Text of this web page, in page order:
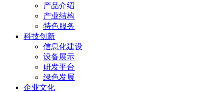
产品介绍
产业结构
特色服务
科技创新
信息化建设
设备展示
研发平台
绿色发展
企业文化